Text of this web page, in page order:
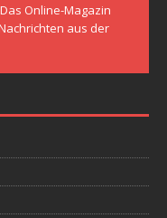
Online-Magazin
aus der